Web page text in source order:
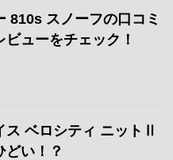
810s スノーフの口コミ
ビューをチェック！
ス ベロシティ ニットⅡ
どい！？